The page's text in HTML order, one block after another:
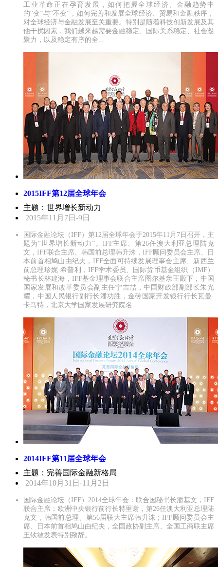
工业革命正在孕育发展，如何把握全球经济、金融趋势中
的“变”与“不变”，如何完善和发展全球经济、贸易和金融秩序，
对全球经济与金融发展至关重要。特别是随着科技创新发展及其
他干扰因素，我们越来越需要金融稳定、国际关系稳定、社会凝
聚力，以及稳定有序的全...
2015IFF第12届全球年会
主题：世界增长新动力
2015年11月7日-9日
国际金融论坛（IFF）第12届全球年会于2015年11月7日召开，主
题为“世界增长新动力”。IFF主席、第26任澳大利亚总理陆克
文，IFF联合主席、韩国前总理韩升洙，IFF顾问委员会主席、日
本前首相鸠山由纪夫，IFF全面可持续发展理事会主席、新西兰
前总理珍妮·希普利，IFF学术委员、国际货币基金组织（IMF）
秘书长林建海，IFF基金理事会联合主席图尔基亲王殿下，中国
国家发展和改革委员会副主任宁吉喆，中国财政部副部长朱光
耀，中国人民银行副行长潘功胜，金砖国家开发银行行长瓦曼·
卡马特，北京大学国家发展研究院名...
2014IFF第11届全球年会
主题：完善国际金融新格局
2014年10月31日-11月2日
国际金融论坛（IFF）2014全球年会：联合国秘书长潘基文，IFF
联合主席：欧洲中央银行前行长特里谢，第26任澳大利亚总理陆
克文，韩国前总理、第56届联大主席韩升洙；IFF顾问委员会主
席、日本前首相鸠山由纪夫，全国政协副主席、全国工商联主席
王钦敏发表特别致辞。...